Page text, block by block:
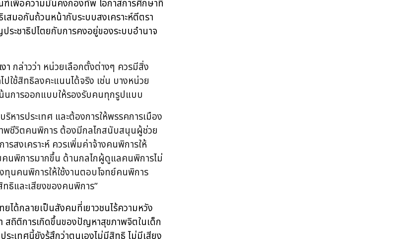
เพื่อความมั่นคงกองทัพ โอกาสการศึกษาที่
สมอกันถ้วนหน้ากับระบบสงเคราะห์ตีตรา
ะชาธิปไตยกับการคงอยู่ของระบบอำนาจ
า กล่าวว่า หน่วยเลือกตั้งต่างๆ ควรมีสิ่ง
ใช้สิทธิลงคะแนนได้จริง เช่น บางหน่วย
นการออกแบบให้รองรับคนทุกรูปแบบ
หารประเทศ และต้องการให้พรรคการเมือง
พชีวิตคนพิการ ต้องมีกลไกสนับสนุนผู้ช่วย
สงเคราะห์ ควรเพิ่มค่าจ้างคนพิการให้
นพิการมากขึ้น ด้านกลไกผู้ดูแลคนพิการไม่
นคนพิการให้ใช้งานตอบโจทย์คนพิการ
ธิและเสียงของคนพิการ”
ด้กลายเป็นสังคมที่เยาวชนไร้ความหวัง
สถิติการเกิดขึ้นของปัญหาสุขภาพจิตในเด็ก
ประเทศนี้ยังรู้สึกว่าตนเองไม่มีสิทธิ ไม่มีเสียง